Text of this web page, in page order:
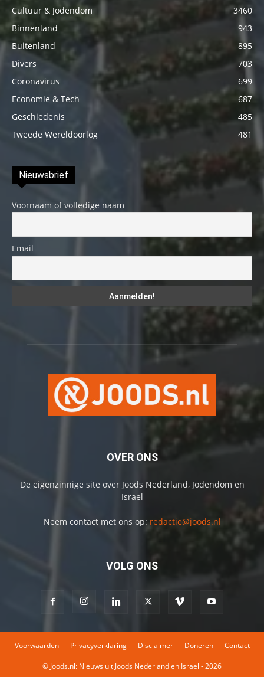
Cultuur & Jodendom
3460
Binnenland
943
Buitenland
895
Divers
703
Coronavirus
699
Economie & Tech
687
Geschiedenis
485
Tweede Wereldoorlog
481
Nieuwsbrief
Voornaam of volledige naam
Email
OVER ONS
De eigenzinnige site over Joods Nederland, Jodendom en
Israel
Neem contact met ons op: redactie@joods.nl
VOLG ONS
Voorwaarden Privacyverklaring Disclaimer Doneren Contact
© Joods.nl: Nieuws uit Joods Nederland en Israel - 2026